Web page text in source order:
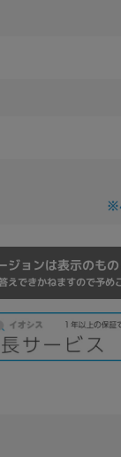
※
ョンは表示のもの
できかねますので予め
~